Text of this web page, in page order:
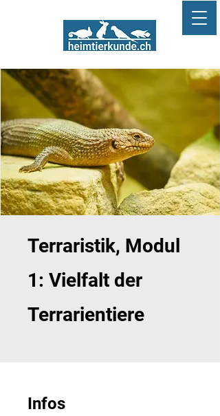
Terraristik, Modul
1: Vielfalt der
Terrarientiere
Infos